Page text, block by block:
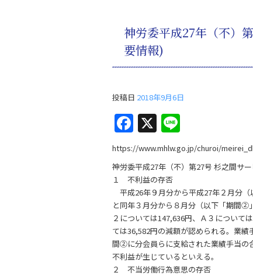
o
o
k
神労委平成27年（不）
要情報)
投稿日 2018年9月6日
F
a
c
e
b
o
o
k
X
n
e
https://www.mhlw.go.jp/churoi/
神労委平成27年（不）第27号 杉之間サ
１ 不利益の存否
平成26年９月分から平成27年２月分
と同年３月分から８月分（以下「期間②
２については147,636円、Ａ３について
ては36,582円の減額が認められる。業
間②に分会員らに支給された業績手当の
不利益が生じているといえる。
２ 不当労働行為意思の存否